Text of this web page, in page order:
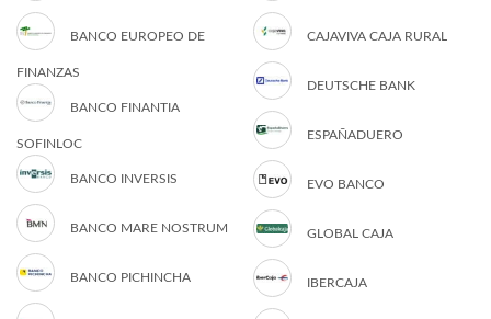
BANCO EUROPEO DE
FINANZAS
BANCO FINANTIA
SOFINLOC
BANCO INVERSIS
BANCO MARE NOSTRUM
BANCO PICHINCHA
CAJAVIVA CAJA RURAL
DEUTSCHE BANK
ESPAÑADUERO
EVO BANCO
GLOBAL CAJA
IBERCAJA